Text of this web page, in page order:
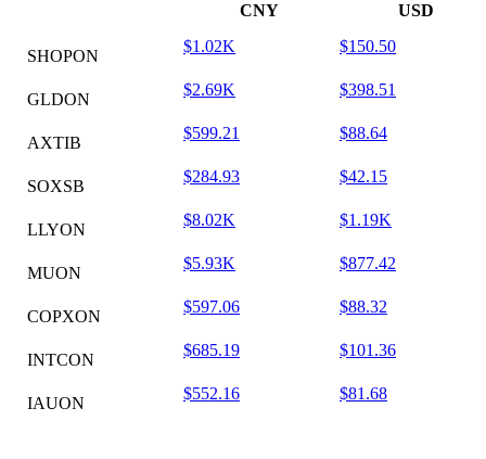
CNY USD
SHOPON
$1.02K $150.50
GLDON
$2.69K $398.51
AXTIB
$599.21 $88.64
SOXSB
$284.93 $42.15
LLYON
$8.02K $1.19K
MUON
$5.93K $877.42
COPXON
$597.06 $88.32
INTCON
$685.19 $101.36
IAUON
$552.16 $81.68